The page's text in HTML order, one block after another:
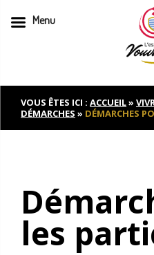
to
contentVOUS ÊTES ICI : ACCUEIL»
DÉMARCHES » DÉMARCHES
les
Menu